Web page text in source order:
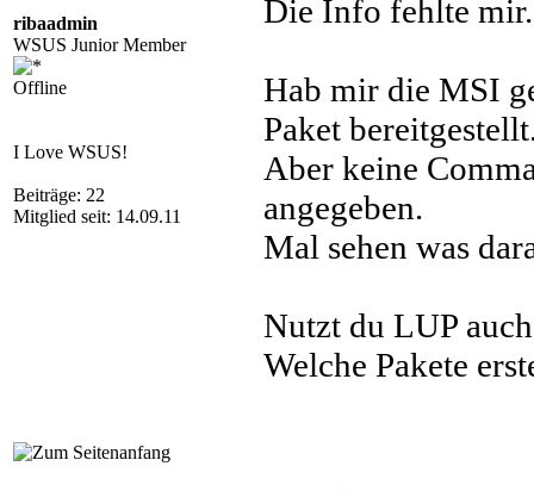
ribaadmin
WSUS Junior Member
Offline
I Love WSUS!
Beiträge: 22
Mitglied seit: 14.09.11
Die Info fehlte mir.
Hab mir die MSI
Paket
Aber keine
angegeben.
Mal sehen was
Nutzt du LUP
Welche Pakete